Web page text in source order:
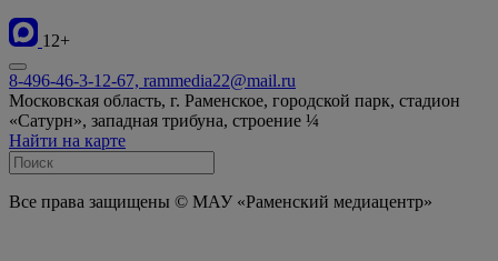
12+
8-496-46-3-12-67, rammedia22@mail.ru
Московская область, г. Раменское, городской парк, стадион
«Сатурн», западная трибуна, строение ¼
Найти на карте
Все права защищены © МАУ «Раменский медиацентр»